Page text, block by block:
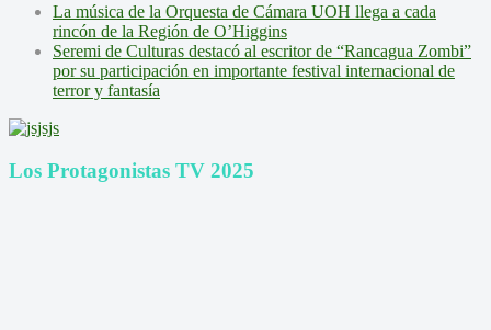
La música de la Orquesta de Cámara UOH llega a cada
rincón de la Región de O’Higgins
Seremi de Culturas destacó al escritor de “Rancagua Zombi”
por su participación en importante festival internacional de
terror y fantasía
Los Protagonistas TV 2025